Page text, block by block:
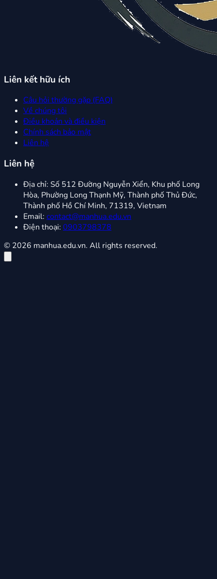
Liên kết hữu ích
Câu hỏi thường gặp (FAQ)
Về chúng tôi
Điều khoản và điều kiện
Chính sách bảo mật
Liên hệ
Liên hệ
Địa chỉ: Số 512 Đường Nguyễn Xiển, Khu phố Long
Hòa, Phường Long Thạnh Mỹ, Thành phố Thủ Đức,
Thành phố Hồ Chí Minh, 71319, Vietnam
Email: contact@manhua.edu.vn
Điện thoại: 0903798378
© 2026 manhua.edu.vn. All rights reserved.